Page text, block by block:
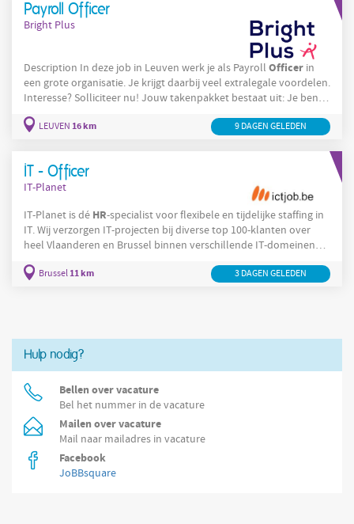
het zelfstandig
Payroll Officer
Bright Plus
Description In deze job in Leuven werk je als Payroll Officer in
een grote organisatie. Je krijgt daarbij veel extralegale voordelen.
Interesse? Solliciteer nu! Jouw takenpakket bestaat uit: Je bent
het eerste aanspreekpunt voor klanten rond payroll,
loonadministratie en sociaal-juridische vragen. Je zorgt voor een
verschillende externe
LEUVEN 16 km 9 DAGEN GELEDEN
IT - Officer
IT-Planet
IT-Planet is dé HR-specialist voor flexibele en tijdelijke staffing in
IT. Wij verzorgen IT-projecten bij diverse top 100-klanten over
heel Vlaanderen en Brussel binnen verschillende IT-domeinen
Software Testing. Met meer dan 15 jaar ervaring begrijpen wij
Brussel11 km 3 DAGEN GELEDEN
Hulp nodig?
Bellen over vacature
Bel het nummer in de vacature
Mailen over vacature
Mail naar mailadres in vacature
Facebook
JoBBsquare